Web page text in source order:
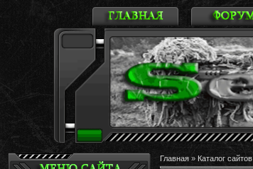
Главная » Каталог сайтов